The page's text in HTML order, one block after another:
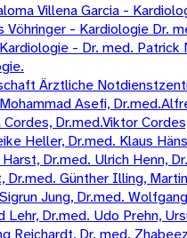
Villena Garcia -
Vöhringer - Kardiologie Dr.
- Dr. med. Patrick
Ärztliche
Asefi,
Cordes, Dr.med.Viktor
Heller, Dr.med. Klaus
Dr.med. Ulrich Henn,
Dr.med. Günther Illing,
Jung, Dr.med.
Lehr, Dr.med. Udo Prehn,